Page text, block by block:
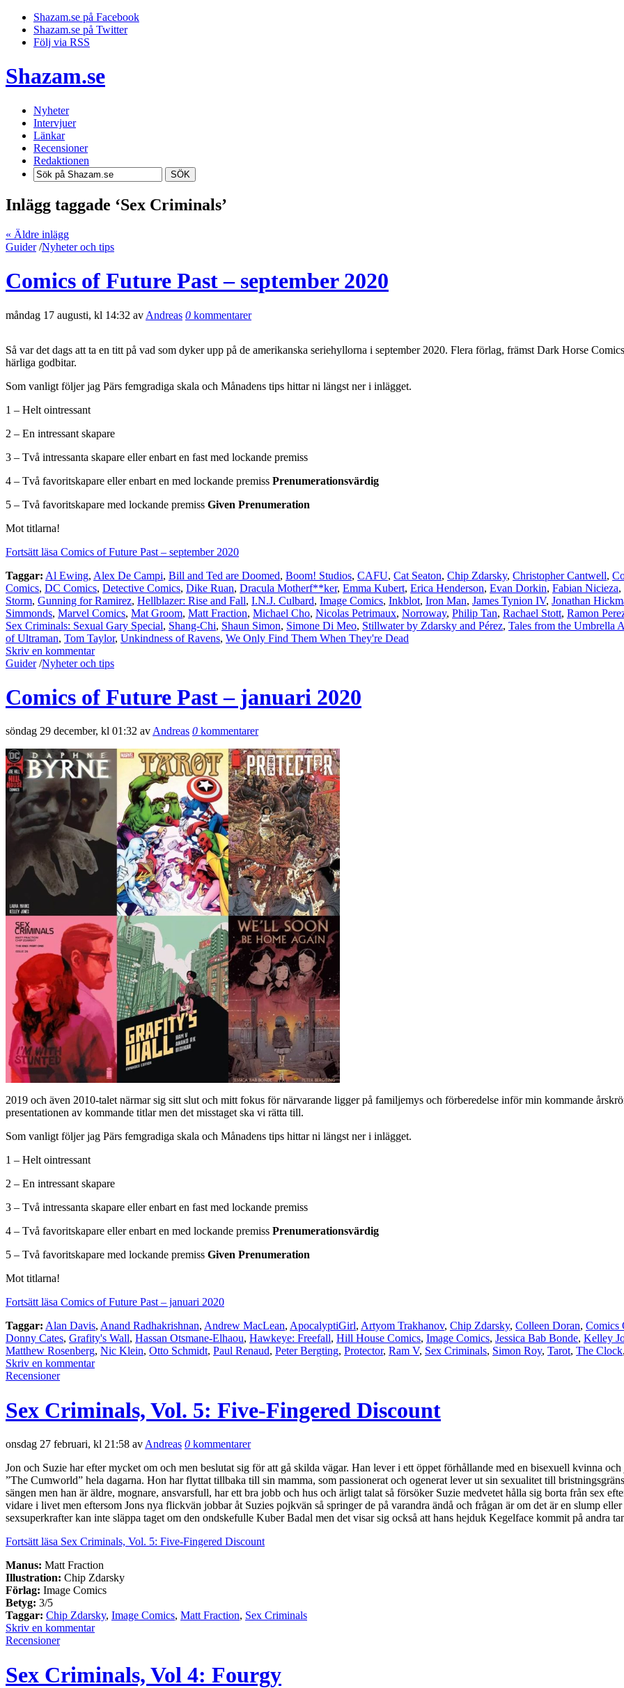
Shazam.se på Facebook
Shazam.se på Twitter
Följ via RSS
Shazam.se
Nyheter
Intervjuer
Länkar
Recensioner
Redaktionen
SÖK
Inlägg taggade ‘Sex Criminals’
« Äldre inlägg
Guider/Nyheter och tips
Comics of Future Past – september 2020
måndag 17 augusti, kl 14:32 av Andreas 0 kommentarer
Så var det dags att ta en titt på vad som dyker upp på de amerikanska seriehyllorna i september 2020. Flera förlag, främst Dark Horse
härliga godbitar.
Som vanligt följer jag Pärs femgradiga skala och Månadens tips hittar ni längst ner i inlägget.
1 – Helt ointressant
2 – En intressant skapare
3 – Två intressanta skapare eller enbart en fast med lockande premiss
4 – Två favoritskapare eller enbart en med lockande premiss Prenumerationsvärdig
5 – Två favoritskapare med lockande premiss Given Prenumeration
Mot titlarna!
Fortsätt läsa Comics of Future Past – september 2020
Taggar: Al Ewing, Alex De Campi, Bill and Ted are Doomed, Boom! Studios, CAFU, Cat Seaton, Chip Zdarsky, Christopher Cantwell,
Comics, DC Comics, Detective Comics, Dike Ruan, Dracula Motherf**ker, Emma Kubert, Erica Henderson, Evan Dorkin, Fabian Nicieza,
Storm, Gunning for Ramirez, Hellblazer: Rise and Fall, I.N.J. Culbard, Image Comics, Inkblot, Iron Man, James Tynion IV, Jonathan
Simmonds, Marvel Comics, Mat Groom, Matt Fraction, Michael Cho, Nicolas Petrimaux, Norroway, Philip Tan, Rachael Stott, Ramon
Sex Criminals: Sexual Gary Special, Shang-Chi, Shaun Simon, Simone Di Meo, Stillwater by Zdarsky and Pérez, Tales from the Umbrella
of Ultraman, Tom Taylor, Unkindness of Ravens, We Only Find Them When They're Dead
Skriv en kommentar
Guider/Nyheter och tips
Comics of Future Past – januari 2020
söndag 29 december, kl 01:32 avAndreas 0 kommentarer
2019 och även 2010-talet närmar sig sitt slut och mitt fokus för närvarande ligger på familjemys och förberedelse inför min kommande
presentationen av kommande titlar men det misstaget ska vi rätta till.
Som vanligt följer jag Pärs femgradiga skala och Månadens tips hittar ni längst ner i inlägget.
1 – Helt ointressant
2 – En intressant skapare
3 – Två intressanta skapare eller enbart en fast med lockande premiss
4 – Två favoritskapare eller enbart en med lockande premiss Prenumerationsvärdig
5 – Två favoritskapare med lockande premiss Given Prenumeration
Mot titlarna!
Fortsätt läsa Comics of Future Past – januari 2020
Taggar: Alan Davis, Anand Radhakrishnan, Andrew MacLean, ApocalyptiGirl, Artyom Trakhanov, Chip Zdarsky, Colleen Doran, Comics
Donny Cates, Grafity's Wall, Hassan Otsmane-Elhaou, Hawkeye: Freefall, Hill House Comics, Image Comics, Jessica Bab Bonde, Kelley
Matthew Rosenberg, Nic Klein, Otto Schmidt, Paul Renaud, Peter Bergting, Protector, Ram V, Sex Criminals, Simon Roy, Tarot, The Clock,
Skriv en kommentar
Recensioner
Sex Criminals, Vol. 5: Five-Fingered Discount
onsdag 27 februari, kl 21:58 av Andreas 0 kommentarer
Jon och Suzie har efter mycket om och men beslutat sig för att gå skilda vägar. Han lever i ett öppet förhållande med en bisexuell kvinna
”The Cumworld” hela dagarna. Hon har flyttat tillbaka till sin mamma, som passionerat och ogenerat lever ut sin sexualitet till
sängen men han är äldre, mognare, ansvarsfull, har ett bra jobb och hus och ärligt talat så försöker Suzie medvetet hålla sig borta från sex
vidare i livet men eftersom Jons nya flickvän jobbar åt Suzies pojkvän så springer de på varandra ändå och frågan är om det är en slump
sexsuperkrafter kan inte släppa taget om den ondskefulle Kuber Badal men det visar sig också att hans hejduk Kegelface kommit på andra
Fortsätt läsa Sex Criminals, Vol. 5: Five-Fingered Discount
Manus: Matt Fraction
Illustration: Chip Zdarsky
Förlag: Image Comics
Betyg: 3/5
Taggar: Chip Zdarsky, Image Comics, Matt Fraction, Sex Criminals
Skriv en kommentar
Recensioner
Sex Criminals, Vol 4: Fourgy